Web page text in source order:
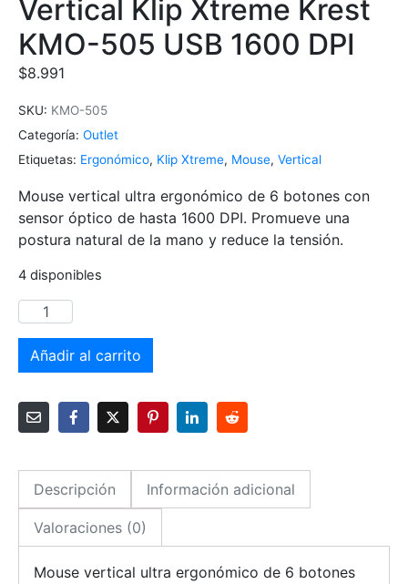
Vertical Klip Xtreme Krest
KMO-505 USB 1600 DPI
$8.991
SKU: KMO-505
Categoría: Outlet
Etiquetas: Ergonómico, Klip Xtreme, Mouse, Vertical
Mouse vertical ultra ergonómico de 6 botones con
sensor óptico de hasta 1600 DPI. Promueve una
postura natural de la mano y reduce la tensión.
4 disponibles
Añadir al carrito
Descripción Información adicional
Valoraciones (0)
Mouse vertical ultra ergonómico de 6 botones